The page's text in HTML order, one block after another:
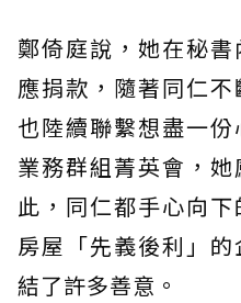
鄭倚庭說，她在秘
應捐款，隨著同仁
也陸續聯繫想盡一
業務群組菁英會，
此，同仁都手心向
房屋「先義後利」
結了許多善意。